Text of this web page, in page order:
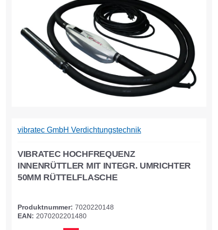
VIBRATEC HOCHFREQUENZ
INNENRÜTTLER MIT INTEGR. UMRICHTER
50MM RÜTTELFLASCHE
vibratec GmbH Verdichtungstechnik
Produktnummer: 7020220148
EAN: 2070202201480